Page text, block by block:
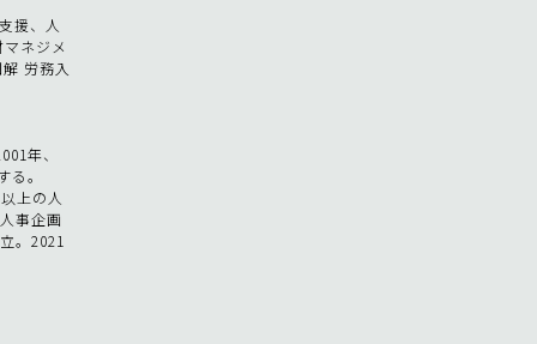
援、人
ネジメ
労務入
年、
。
上の人
事企画
。2021